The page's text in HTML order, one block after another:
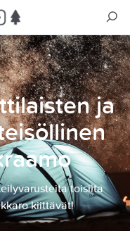
ja
toisilta
kiittävät!